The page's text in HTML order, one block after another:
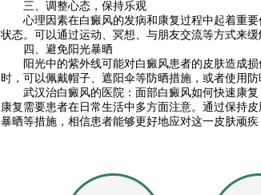
三、调整心态，保持乐观
心理因素在白癜风的发病和康复过程中起着重要
状态。可以通过运动、冥想、与朋友交流等方式来缓
四、避免阳光暴晒
阳光中的紫外线可能对白癜风患者的皮肤造成损
时，可以佩戴帽子、遮阳伞等防晒措施，或者使用防
武汉治白癜风的医院：面部白癜风如何快速康复
康复需要患者在日常生活中多方面注意。通过保持
暴晒等措施，相信患者能够更好地应对这一皮肤顽疾